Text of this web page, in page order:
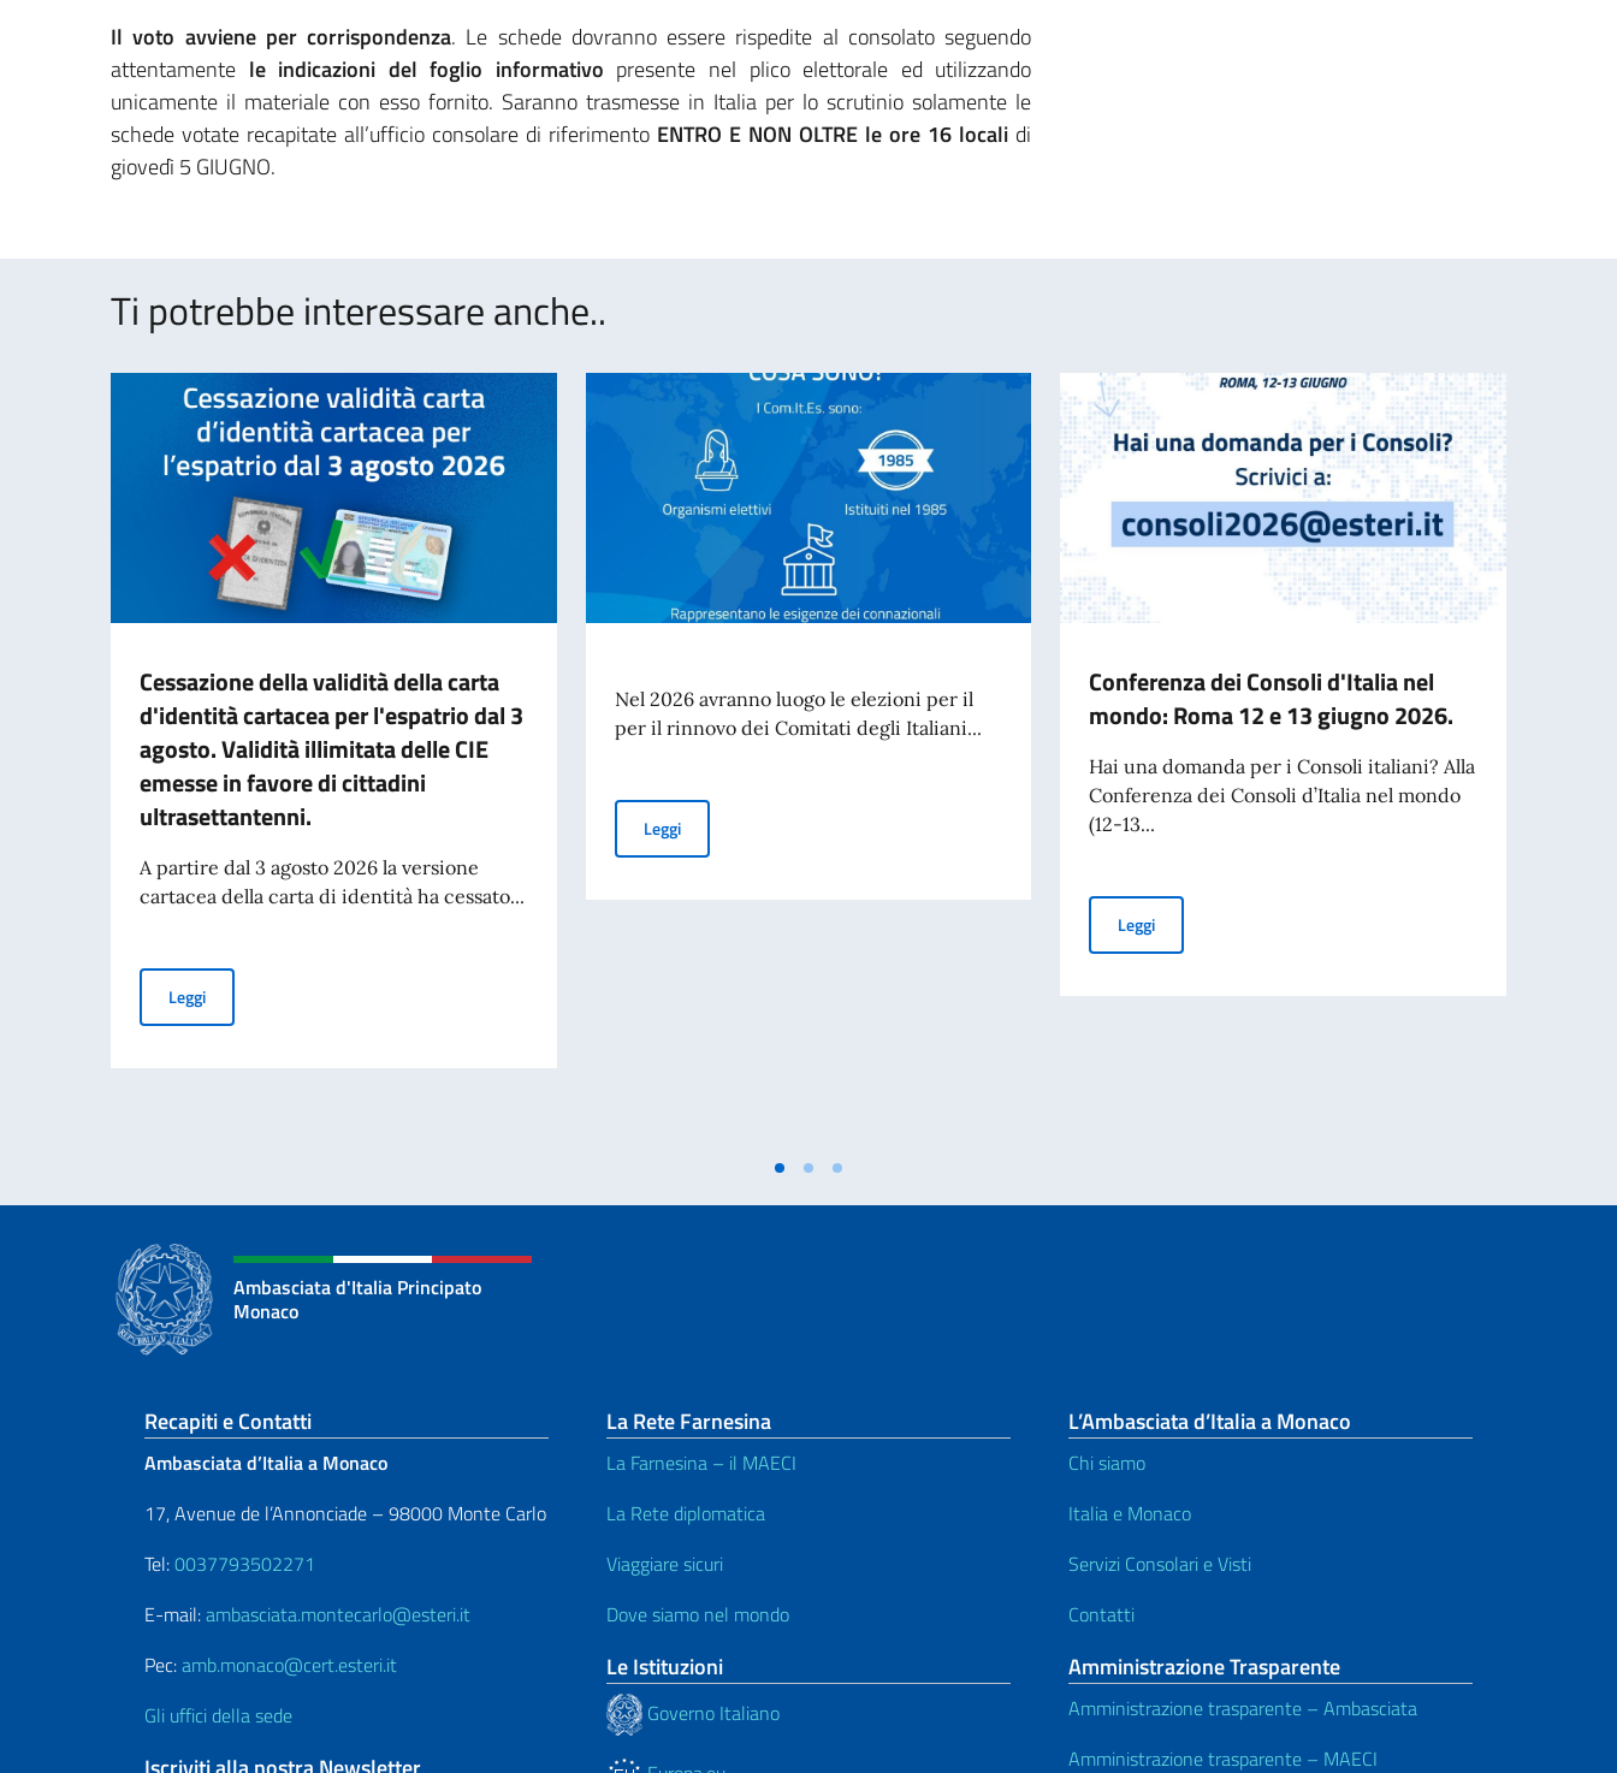
Il voto avviene per corrispondenza. Le schede dovranno essere rispedite al consolato seguendo
attentamente le indicazioni del foglio informativo presente nel plico elettorale ed utilizzando
unicamente il materiale con esso fornito. Saranno trasmesse in Italia per lo scrutinio solamente le
schede votate recapitate all’ufficio consolare di riferimento ENTRO E NON OLTRE le ore 16 locali di
giovedì 5 GIUGNO.
Ti potrebbe interessare anche..
Cessazione della validità della carta
d'identità cartacea per l'espatrio dal 3
agosto. Validità illimitata delle CIE
emesse in favore di cittadini
ultrasettantenni.
A partire dal 3 agosto 2026 la versione
cartacea della carta di identità ha cessato...
LeggiCessazione della validità della carta d'identità cartacea per l'espatrio dal 3 agosto. Validità illimitata delle CIE emesse in favore di cittadini ultrasettantenni.
Nel 2026 avranno luogo le elezioni per il
per il rinnovo dei Comitati degli Italiani...
Leggi
Conferenza dei Consoli d'Italia nel
mondo: Roma 12 e 13 giugno 2026.
Hai una domanda per i Consoli italiani? Alla
Conferenza dei Consoli d’Italia nel mondo
(12-13...
LeggiConferenza dei Consoli d'Italia nel mondo: Roma 12 e 13 giugno
Ambasciata d'Italia Principato
Monaco
Sezione footer
Recapiti e Contatti
Ambasciata d’Italia a Monaco
17, Avenue de l’Annonciade – 98000 Monte Carlo
Tel:0037793502271
E-mail:ambasciata.montecarlo@esteri.it
Pec:amb.monaco@cert.esteri.it
Gli uffici della sede
La Rete Farnesina
La Farnesina – il MAECI
La Rete diplomatica
Viaggiare sicuri
Dove siamo nel mondo
Le Istituzioni
Governo Italiano
L’Ambasciata d’Italia a Monaco
Chi siamo
Italia e Monaco
Servizi Consolari e Visti
Contatti
Amministrazione Trasparente
Amministrazione trasparente – Ambasciata
Amministrazione trasparente – MAECI